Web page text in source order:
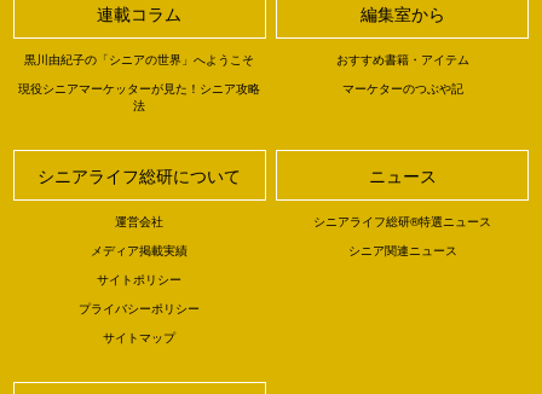
連載コラム
黒川由紀子の「シニアの世界」へようこそ
現役シニアマーケッターが見た！シニア攻略
法
編集室から
おすすめ書籍・アイテム
マーケターのつぶや記
シニアライフ総研について
運営会社
メディア掲載実績
サイトポリシー
プライバシーポリシー
サイトマップ
ニュース
シニアライフ総研®特選ニュース
シニア関連ニュース